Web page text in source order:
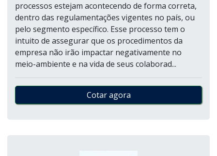
processos estejam acontecendo de forma correta,
dentro das regulamentações vigentes no país, ou
pelo segmento específico. Esse processo tem o
intuito de assegurar que os procedimentos da
empresa não irão impactar negativamente no
meio-ambiente e na vida de seus colaborad...
Cotar agora